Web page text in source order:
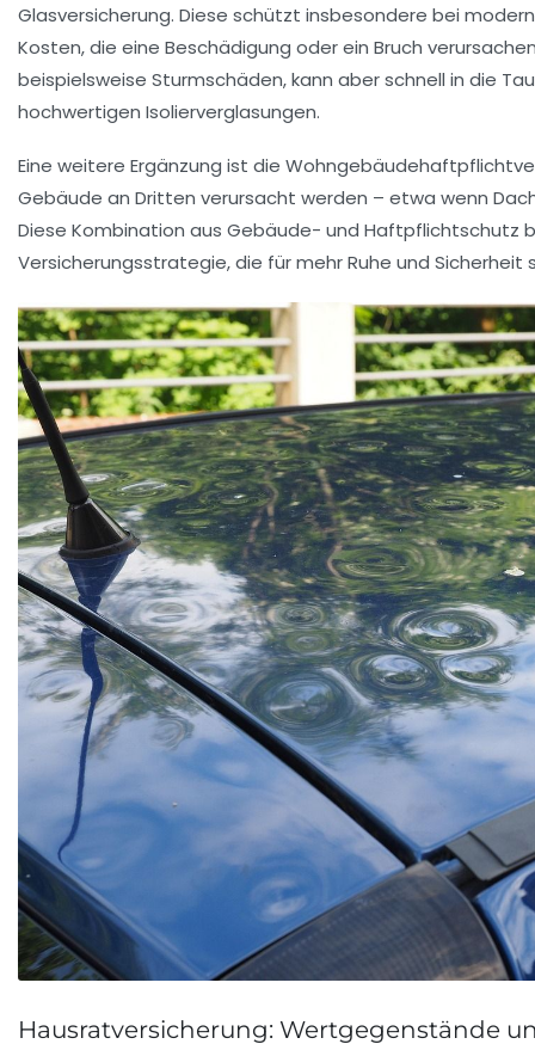
Glasversicherung. Diese schützt insbesondere bei
Kosten, die eine Beschädigung oder ein Bruch
beispielsweise Sturmschäden, kann aber schnell in die
hochwertigen Isolierverglasungen.
Eine weitere Ergänzung ist die
Gebäude an Dritten verursacht werden – etwa wenn
Diese Kombination aus Gebäude- und Haftpflichtschutz
Versicherungsstrategie, die für mehr Ruhe und Sicherheit
Hausratversicherung: Wertgegenstände